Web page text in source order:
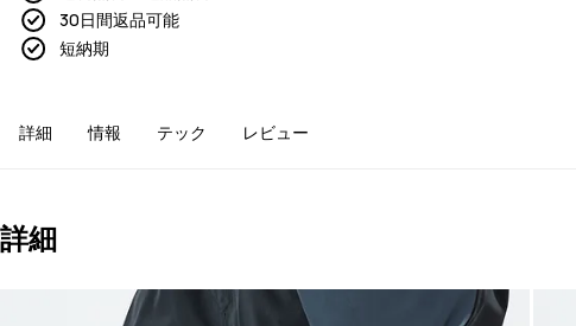
30日間返品可能
短納期
詳細 情報 テック レビュー
詳細